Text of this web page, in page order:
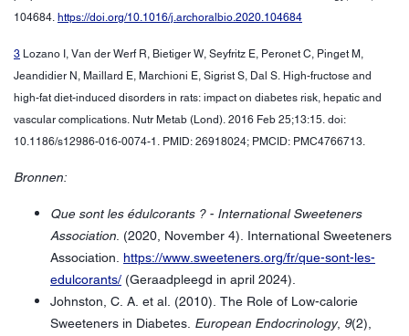
104684. https://doi.org/10.1016/j.archoralbio.2020.104684
3 Lozano I, Van der Werf R, Bietiger W, Seyfritz E, Peronet C, Pinget M,
Jeandidier N, Maillard E, Marchioni E, Sigrist S, Dal S. High-fructose and
high-fat diet-induced disorders in rats: impact on diabetes risk, hepatic and
vascular complications. Nutr Metab (Lond). 2016 Feb 25;13:15. doi:
10.1186/s12986-016-0074-1. PMID: 26918024; PMCID: PMC4766713.
Bronnen:
Que sont les édulcorants ? - International Sweeteners
Association . (2020, November 4). International Sweeteners
Association. https://www.sweeteners.org/fr/que-sont-les-
edulcorants/ (Geraadpleegd in april 2024).
Johnston, C. A. et al. (2010). The Role of Low-calorie
Sweeteners in Diabetes. European Endocrinology, 9(2),